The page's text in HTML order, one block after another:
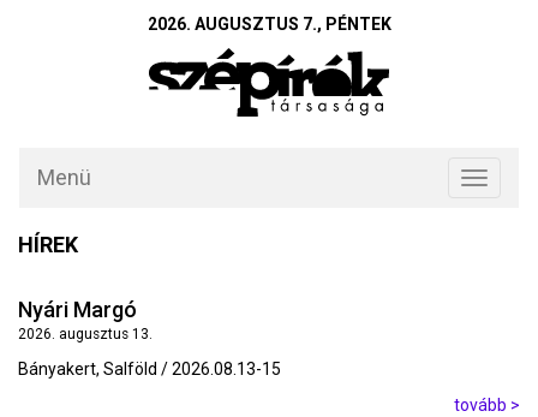
2026. AUGUSZTUS 7., PÉNTEK
Toggle
Menü
HÍREK
Nyári Margó
2026. augusztus 13.
Bányakert, Salföld / 2026.08.13-15
tovább >